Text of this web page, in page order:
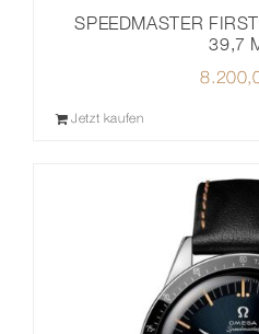
SPEEDMASTER
39,7
Jetzt kaufen